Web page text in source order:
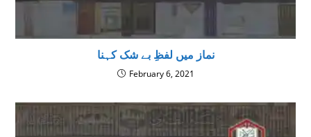
نماز میں لفظِ بے شک کہنا
February 6, 2021